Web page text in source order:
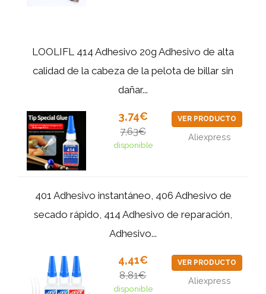
LOOLIFL 414 Adhesivo 20g Adhesivo de alta
calidad de la cabeza de la pelota de billar sin
dañar...
3,74€
7,63€
disponible
VER PRODUCTO
Aliexpress
401 Adhesivo instantáneo, 406 Adhesivo de
secado rápido, 414 Adhesivo de reparación,
Adhesivo...
4,41€
8,81€
disponible
VER PRODUCTO
Aliexpress